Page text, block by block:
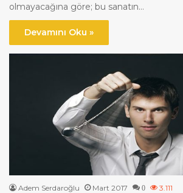
olmayacağına göre; bu sanatın…
Devamını Oku »
Adem Serdaroğlu Mart 2017 0 3.111